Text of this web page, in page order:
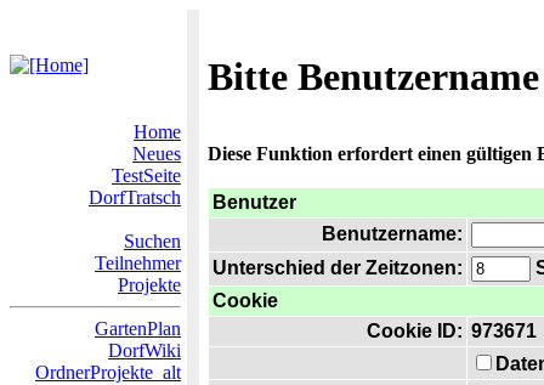
Bitte
Home
Neues
TestSeite
DorfTratsch
Suchen
Teilnehmer
Projekte
GartenPlan
DorfWiki
OrdnerProjekte_alt
Diese Funktion erfordert einen gültigen
Benutzer
Benutzername:
Unterschied der Zeitzonen:
Cookie
Cookie ID: 973671